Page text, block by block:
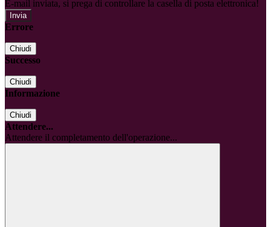
E-mail inviata, si prega di controllare la casella di posta elettronica!
Errore
Chiudi
Successo
Chiudi
Informazione
Chiudi
Attendere...
Attendere il completamento dell'operazione...